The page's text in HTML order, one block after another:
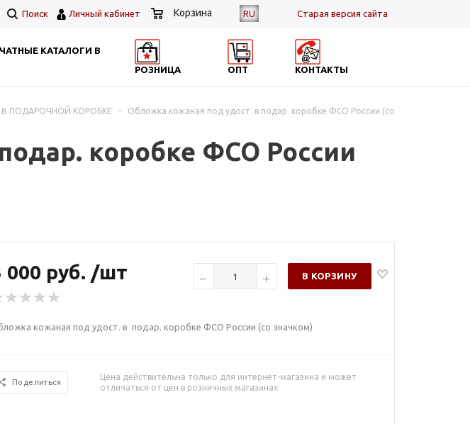
RU Cтарая версия сайта
Поиск Личный кабинет Корзина
КАТАЛОГИ В
РОЗНИЦА ОПТ КОНТАКТЫ
ПОДАРОЧНОЙ КОРОБКЕ -
Обложка кожаная под удост. в подар. коробке ФСО России (со
коробке ФСО России
000 руб. /шт В КОРЗИНУ
кожаная под удост. в подар. коробке ФСО России (со значком)
Поделиться
Цена действительна только для интернет-магазина и может
отличаться от цен в розничных магазинах